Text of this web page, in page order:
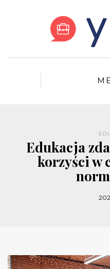
Edukacja
korzyści w